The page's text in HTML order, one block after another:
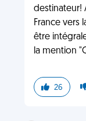
destinateur!
France vers
être
la mention
26